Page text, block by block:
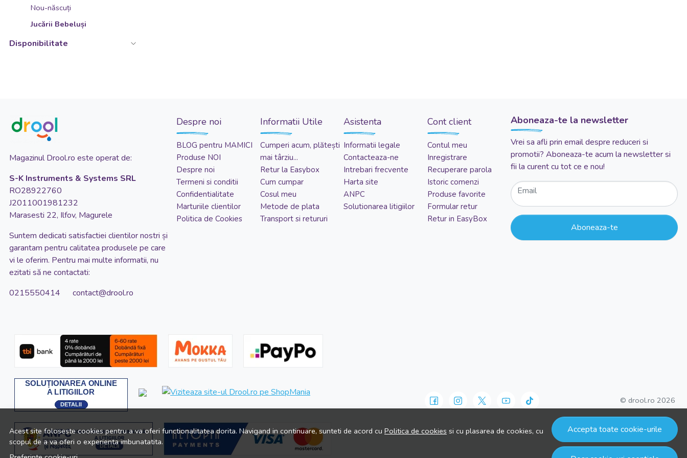
Nou-născuți
Jucării Bebeluși
Disponibilitate
Acest site foloseste cookies pentru a va oferi functionalitatea dorita. Navigand in continuare, sunteti de acord cu Politica de cookies si cu plasarea de cookies, cu
scopul de a va oferi o experienta imbunatatita.
Accepta toate cookie-urile
Magazinul Drool.ro este operat de:
S-K Instruments & Systems SRL
RO28922760
J2011001981232
Marasesti 22, Ilfov, Magurele
Suntem dedicati satisfactiei clientilor nostri și
garantam pentru calitatea produsele pe care
vi le oferim. Pentru mai multe informatii, nu
ezitati să ne contactati:
0215550414 contact@drool.ro
Despre noi
BLOG pentru MAMICI
Produse NOI
Despre noi
Termeni si conditii
Confidentialitate
Marturiile clientilor
Politica de Cookies
Informatii Utile
Cumperi acum, plătești
mai târziu...
Retur la Easybox
Cum cumpar
Cosul meu
Metode de plata
Transport si retururi
Asistenta
Informatii legale
Contacteaza-ne
Intrebari frecvente
Harta site
ANPC
Solutionarea litigiilor
Cont client
Contul meu
Inregistrare
Recuperare parola
Istoric comenzi
Produse favorite
Formular retur
Retur in EasyBox
Aboneaza-te la newsletter
Vrei sa afli prin email despre reduceri si
promotii? Aboneaza-te acum la newsletter si
fii la curent cu tot ce e nou!
Email
Aboneaza-te
© drool.ro 2026